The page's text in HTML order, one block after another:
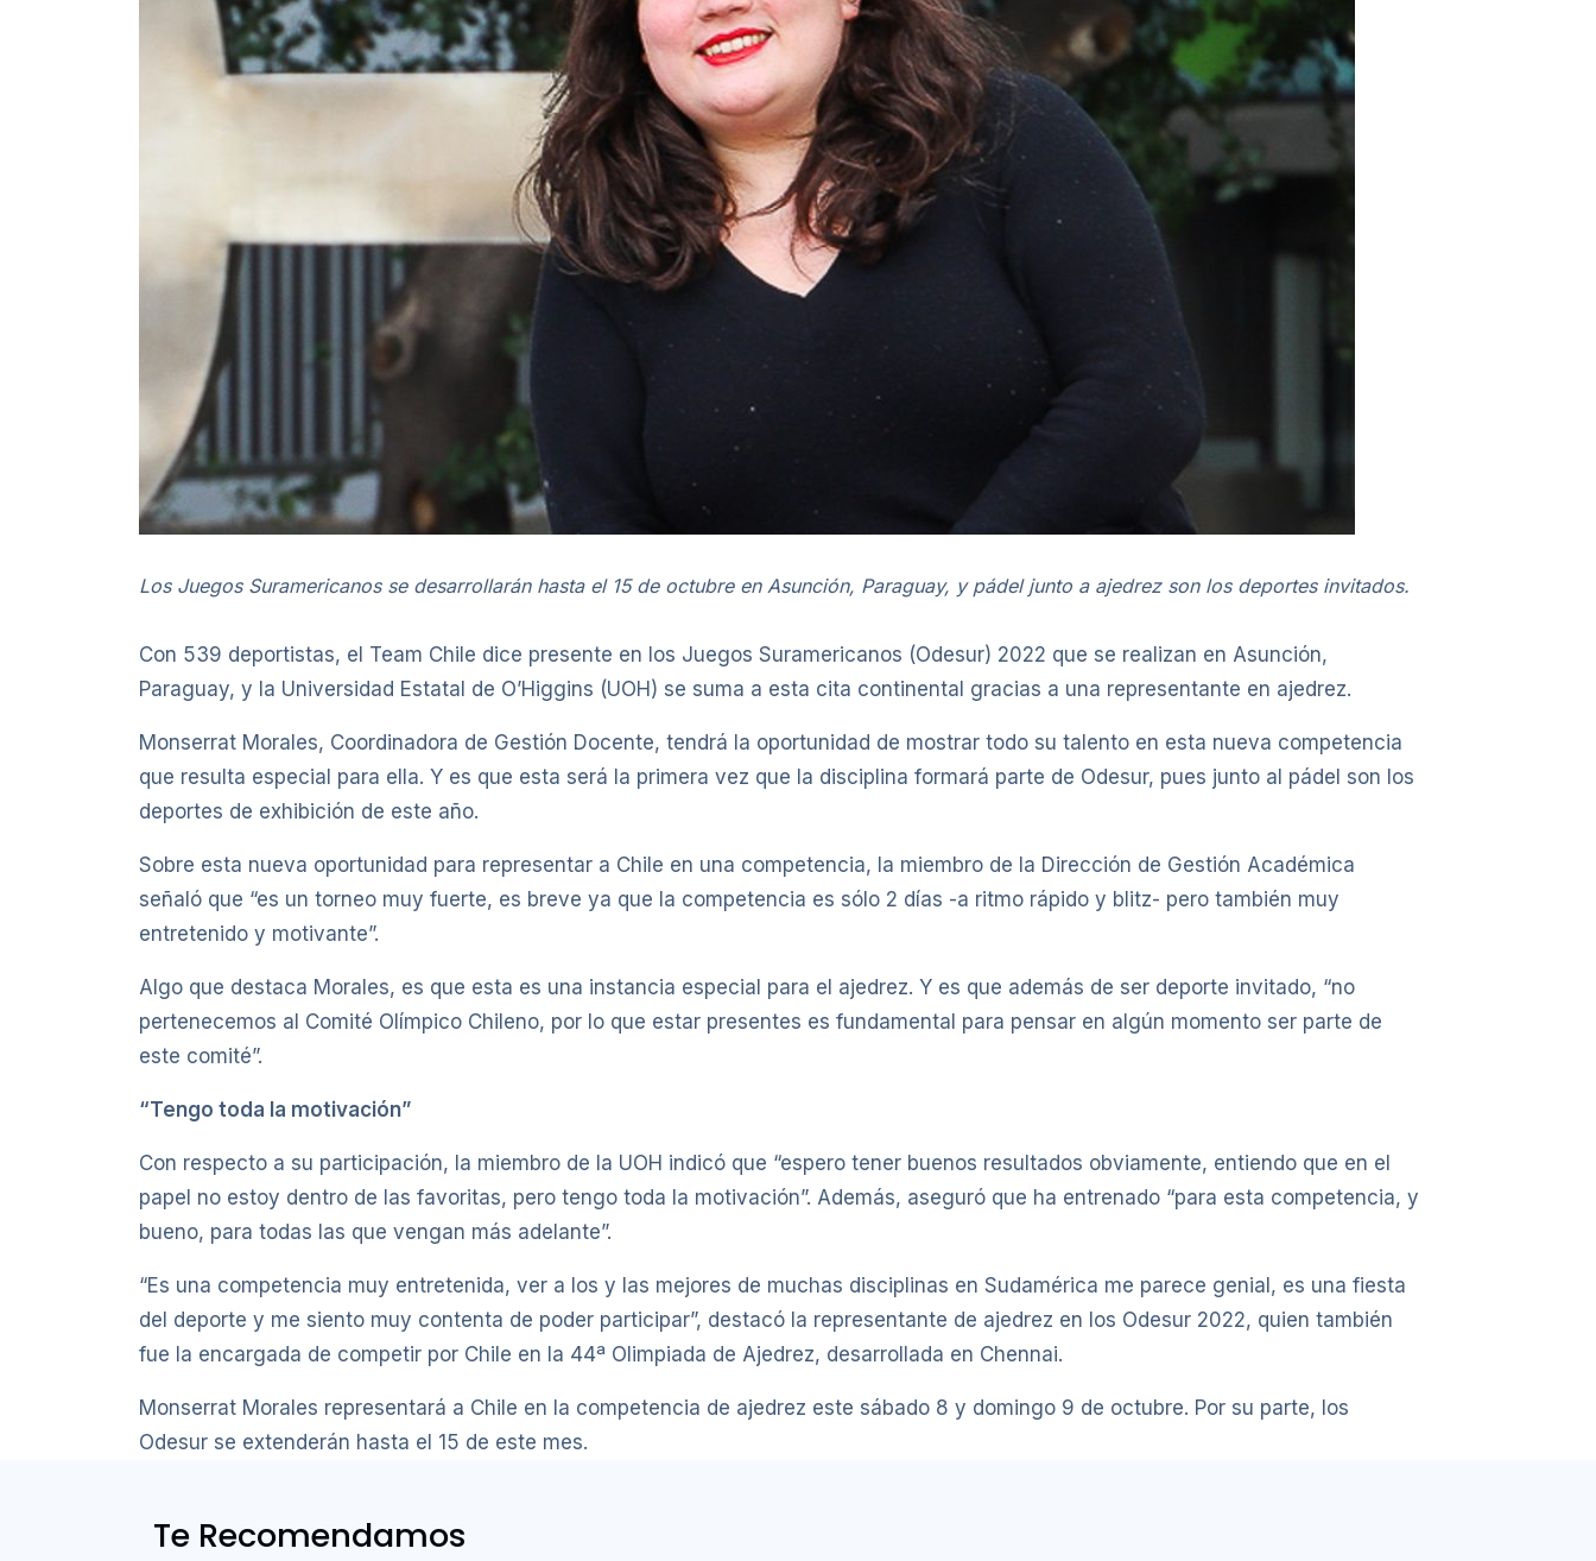
Los Juegos Suramericanos se desarrollarán hasta el 15 de octubre en Asunción, Paraguay, y pádel junto a ajedrez son los deportes invitados.
Con 539 deportistas, el Team Chile dice presente en los Juegos Suramericanos (Odesur) 2022 que se realizan en Asunción,
Paraguay, y la Universidad Estatal de O’Higgins (UOH) se suma a esta cita continental gracias a una representante en ajedrez.
Monserrat Morales, Coordinadora de Gestión Docente, tendrá la oportunidad de mostrar todo su talento en esta nueva competencia
que resulta especial para ella. Y es que esta será la primera vez que la disciplina formará parte de Odesur, pues junto al pádel son los
deportes de exhibición de este año.
Sobre esta nueva oportunidad para representar a Chile en una competencia, la miembro de la Dirección de Gestión Académica
señaló que “es un torneo muy fuerte, es breve ya que la competencia es sólo 2 días -a ritmo rápido y blitz- pero también muy
entretenido y motivante”.
Algo que destaca Morales, es que esta es una instancia especial para el ajedrez. Y es que además de ser deporte invitado, “no
pertenecemos al Comité Olímpico Chileno, por lo que estar presentes es fundamental para pensar en algún momento ser parte de
este comité”.
“Tengo toda la motivación”
Con respecto a su participación, la miembro de la UOH indicó que “espero tener buenos resultados obviamente, entiendo que en el
papel no estoy dentro de las favoritas, pero tengo toda la motivación”. Además, aseguró que ha entrenado “para esta competencia, y
bueno, para todas las que vengan más adelante”.
“Es una competencia muy entretenida, ver a los y las mejores de muchas disciplinas en Sudamérica me parece genial, es una fiesta
del deporte y me siento muy contenta de poder participar”, destacó la representante de ajedrez en los Odesur 2022, quien también
fue la encargada de competir por Chile en la 44ª Olimpiada de Ajedrez, desarrollada en Chennai.
Monserrat Morales representará a Chile en la competencia de ajedrez este sábado 8 y domingo 9 de octubre. Por su parte, los
Odesur se extenderán hasta el 15 de este mes.
Te Recomendamos